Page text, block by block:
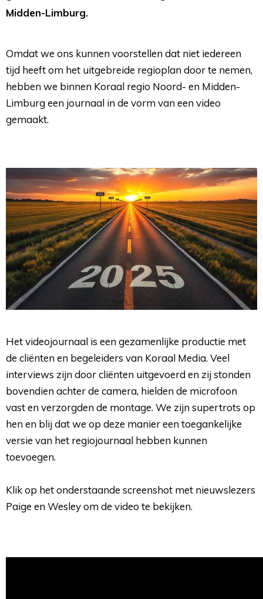
Midden-Limburg.
Omdat we ons kunnen voorstellen dat niet iedereen
tijd heeft om het uitgebreide regioplan door te nemen,
hebben we binnen Koraal regio Noord- en Midden-
Limburg een journaal in de vorm van een video
gemaakt.
Het videojournaal is een gezamenlijke productie met
de cliënten en begeleiders van Koraal Media. Veel
interviews zijn door cliënten uitgevoerd en zij stonden
bovendien achter de camera, hielden de microfoon
vast en verzorgden de montage. We zijn supertrots op
hen en blij dat we op deze manier een toegankelijke
versie van het regiojournaal hebben kunnen
toevoegen.
Klik op het onderstaande screenshot met nieuwslezers
Paige en Wesley om de video te bekijken.